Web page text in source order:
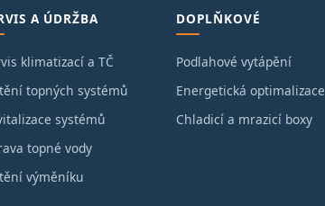
A ÚDRŽBA
klimatizací a TČ
topných systémů
systémů
topné vody
výměníku
DOPLŇKOVÉ
Podlahové vytápění
Energetická optimalizace
Chladicí a mrazicí boxy